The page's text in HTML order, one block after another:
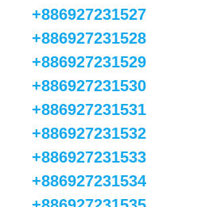
+886927231527
+886927231528
+886927231529
+886927231530
+886927231531
+886927231532
+886927231533
+886927231534